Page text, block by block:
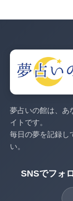
夢占いの館は、あ
イトです。
毎日の夢を記録し
い。
SNSでフォ